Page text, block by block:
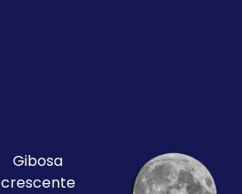
Gibosa
crescente